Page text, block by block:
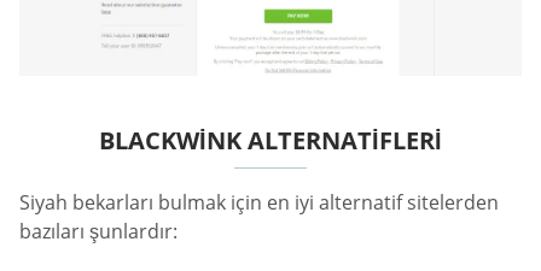
BLACKWINK ALTERNATIFLERI
Siyah bekarları bulmak için en iyi alternatif sitelerden
bazıları şunlardır: